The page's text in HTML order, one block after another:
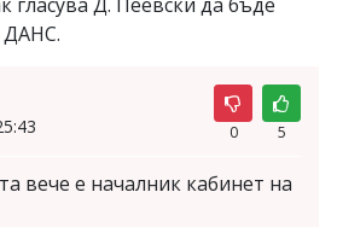
ДАНС.
0 5
вече е началник кабинет на